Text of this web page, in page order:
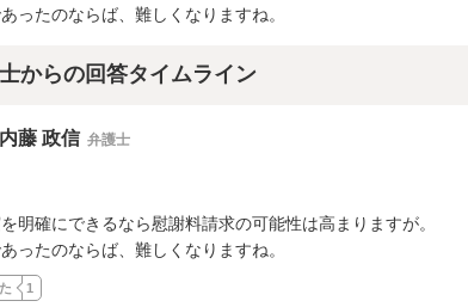
ったのならば、難しくなりますね。
からの回答タイムライン
内藤 政信 弁護士
明確にできるなら慰謝料請求の可能性は高まりますが。
ったのならば、難しくなりますね。
1